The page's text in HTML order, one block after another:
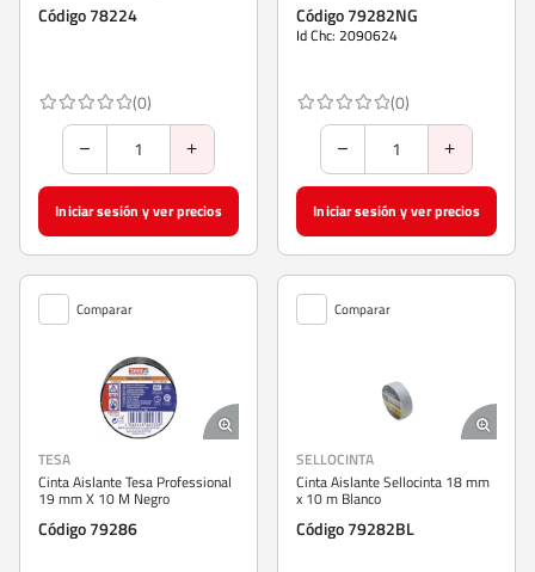
Código 78224
(0)
Iniciar sesión y ver precios
Código 79282NG
Id Chc: 2090624
(0)
Iniciar sesión y ver precios
Comparar
TESA
Cinta Aislante Tesa Professional
19 mm X 10 M Negro
Código 79286
Comparar
SELLOCINTA
Cinta Aislante Sellocinta 18 mm
x 10 m Blanco
Código 79282BL